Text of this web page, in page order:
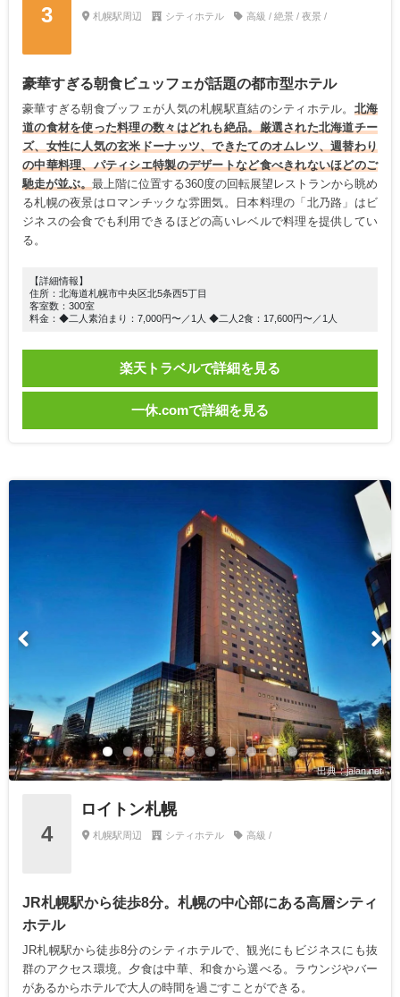
3 札幌駅周辺 シティホテル 高級 / 絶景 / 夜景 /
豪華すぎる朝食ビュッフェが話題の都市型ホテル
豪華すぎる朝食ブッフェが人気の札幌駅直結のシティホテル。 北海
道の食材を使った料理の数々はどれも絶品。厳選された北海道チー
ズ、女性に人気の玄米ドーナッツ、できたてのオムレツ、週替わり
の中華料理、パティシエ特製のデザートなど食べきれないほどのご
馳走が並ぶ。 最上階に位置する360度の回転展望レストランから眺め
る札幌の夜景はロマンチックな雰囲気。日本料理の「北乃路」はビ
ジネスの会食でも利用できるほどの高いレベルで料理を提供してい
る。
【詳細情報】
住所：北海道札幌市中央区北5条西5丁目
客室数：300室
料金：◆二人素泊まり：7,000円〜／1人 ◆二人2食：17,600円〜／1人
楽天トラベルで詳細を見る
一休.comで詳細を見る
出典：jalan.net
4
ロイトン札幌
札幌駅周辺 シティホテル 高級 /
JR札幌駅から徒歩8分。札幌の中心部にある高層シティ
ホテル
JR札幌駅から徒歩8分のシティホテルで、観光にもビジネスにも抜
群のアクセス環境。夕食は中華、和食から選べる。ラウンジやバー
があるからホテルで大人の時間を過ごすことができる。